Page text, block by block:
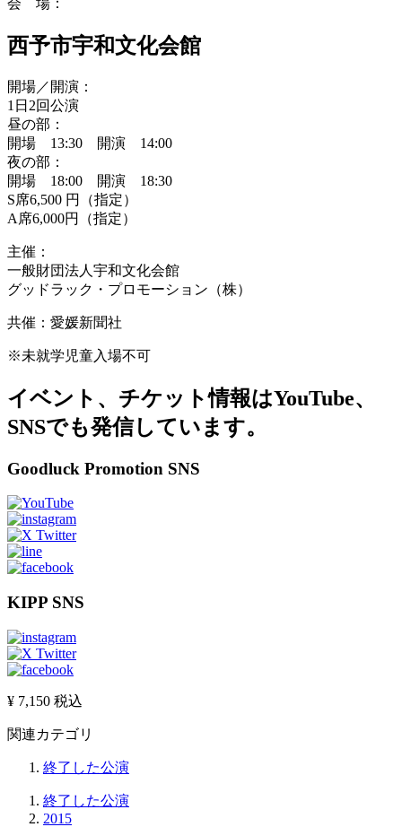
会 場：
西予市宇和文化会館
開場／開演：
1日2回公演
昼の部：
開場 13:30 開演 14:00
夜の部：
開場 18:00 開演 18:30
S席6,500 円（指定）
A席6,000円（指定）
主催：
一般財団法人宇和文化会館
グッドラック・プロモーション（株）
共催：愛媛新聞社
※未就学児童入場不可
イベント、チケット情報はYouTube、
SNSでも発信しています。
Goodluck Promotion SNS
KIPP SNS
¥ 7,150 税込
関連カテゴリ
終了した公演
終了した公演
2015